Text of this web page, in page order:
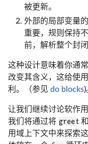
被更新。
外部的局部变量
重要，规则保持
前，解析整个封
这种设计意味着你通
改变其含义，这给使
利。（参见 do blocks)
让我们继续讨论软作
我们将通过将 greet 和
用域上下文中来探索